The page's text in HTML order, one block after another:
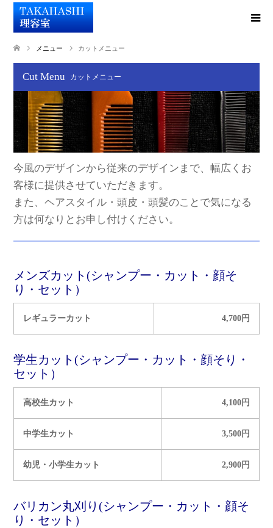
メニュー カットメニュー
Cut Menu カットメニュー
今風のデザインから従来のデザインまで、幅広くお
客様に提供させていただきます。
また、ヘアスタイル・頭皮・頭髪のことで気になる
方は何なりとお申し付けください。
メンズカット(シャンプー・カット・顔そ
り・セット）
レギュラーカット 4,700円
学生カット(シャンプー・カット・顔そり・
セット）
高校生カット 4,100円
中学生カット 3,500円
幼児・小学生カット 2,900円
バリカン丸刈り(シャンプー・カット・顔そ
り・セット）